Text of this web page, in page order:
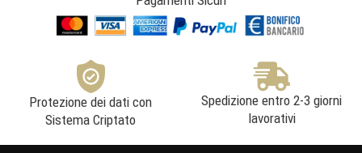
Protezione dei dati con
Sistema Criptato
Spedizione entro 2-3 giorni
lavorativi